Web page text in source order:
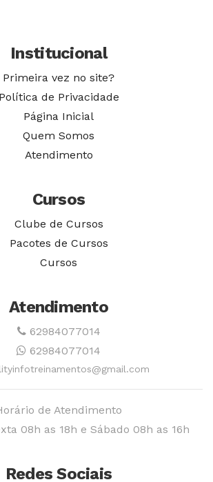
Institucional
Primeira vez no site?
Política de Privacidade
Página Inicial
Quem Somos
Atendimento
Cursos
Clube de Cursos
Pacotes de Cursos
Cursos
Atendimento
62984077014
62984077014
de Atendimento
08h as 18h e Sábado 08h as 16h
Redes Sociais